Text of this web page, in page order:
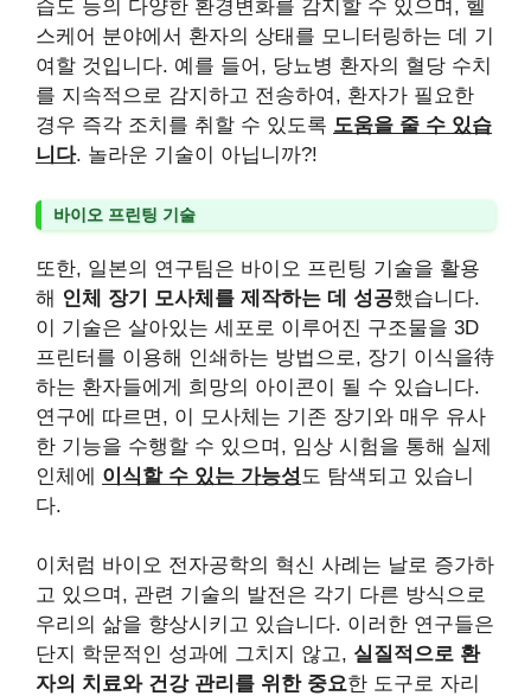
습도 등의 다양한 환경변화를 감지할 수 있으며, 헬
스케어 분야에서 환자의 상태를 모니터링하는 데 기
여할 것입니다. 예를 들어, 당뇨병 환자의 혈당 수치
를 지속적으로 감지하고 전송하여, 환자가 필요한
경우 즉각 조치를 취할 수 있도록 도움을 줄 수 있습
니다. 놀라운 기술이 아닙니까?!
바이오 프린팅 기술
또한, 일본의 연구팀은 바이오 프린팅 기술을 활용
해 인체 장기 모사체를 제작하는 데 성공했습니다.
이 기술은 살아있는 세포로 이루어진 구조물을 3D
프린터를 이용해 인쇄하는 방법으로, 장기 이식을待
하는 환자들에게 희망의 아이콘이 될 수 있습니다.
연구에 따르면, 이 모사체는 기존 장기와 매우 유사
한 기능을 수행할 수 있으며, 임상 시험을 통해 실제
인체에 이식할 수 있는 가능성 도 탐색되고 있습니
다.
이처럼 바이오 전자공학의 혁신 사례는 날로 증가하
고 있으며, 관련 기술의 발전은 각기 다른 방식으로
우리의 삶을 향상시키고 있습니다. 이러한 연구들은
단지 학문적인 성과에 그치지 않고, 실질적으로 환
자의 치료와 건강 관리를 위한 중요한 도구로 자리